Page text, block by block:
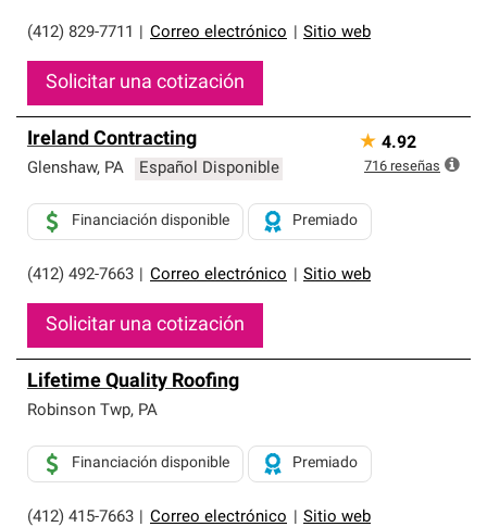
(412) 829-7711 Correo electrónico Sitio web
Solicitar una cotización
Ireland Contracting
Glenshaw, PA Español Disponible
(412) 492-7663 Correo electrónico Sitio web
Financiación disponible Premiado
Solicitar una cotización
★ 4.92
716 reseñas
Lifetime Quality Roofing
Robinson Twp, PA
(412) 415-7663 Correo electrónico Sitio web
Financiación disponible Premiado